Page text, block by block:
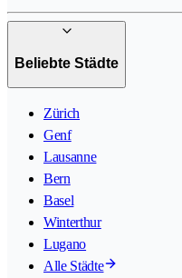
Beliebte Städte
Zürich
Genf
Lausanne
Bern
Basel
Winterthur
Lugano
Alle Städte